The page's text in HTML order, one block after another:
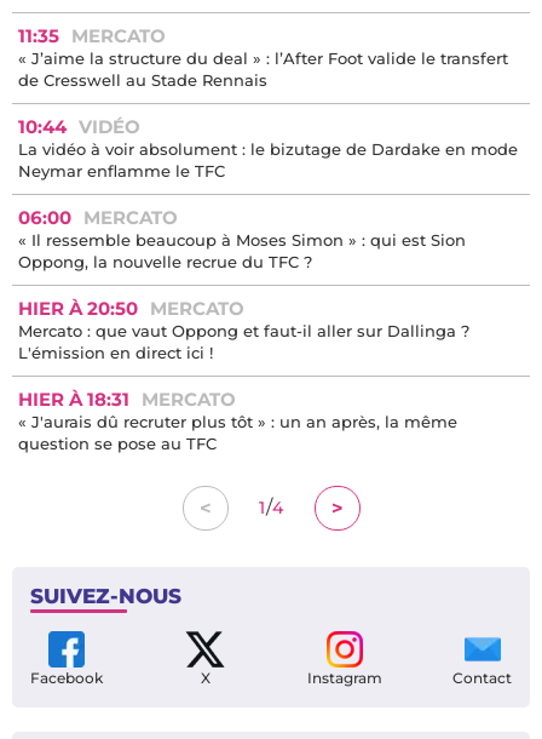
11:35 MERCATO
« J’aime la structure du deal » : l’After Foot valide le transfert
de Cresswell au Stade Rennais
10:44 VIDÉO
La vidéo à voir absolument : le bizutage de Dardake en mode
Neymar enflamme le TFC
06:00 MERCATO
« Il ressemble beaucoup à Moses Simon » : qui est Sion
Oppong, la nouvelle recrue du TFC ?
HIER À 20:50 MERCATO
Mercato : que vaut Oppong et faut-il aller sur Dallinga ?
L'émission en direct ici !
HIER À 18:31 MERCATO
« J'aurais dû recruter plus tôt » : un an après, la même
question se pose au TFC
< 1/4 >
SUIVEZ-NOUS
Facebook X Instagram Contact